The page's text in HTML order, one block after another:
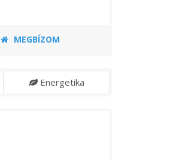
MEGBÍZOM
Energetika